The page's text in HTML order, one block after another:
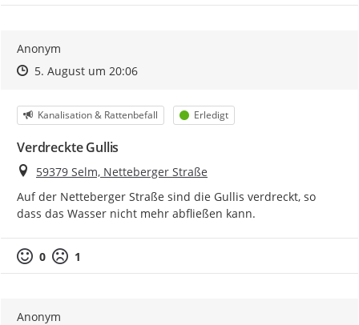
Anonym
Zeitpunkt des Erstellens
Zeitpunkt des Erstellens
5. August um 20:06Zur Äußerung
Kategorie
Kanalisation & Rattenbefall Status
Erledigt
Verdreckte Gullis
Ort
59379 Selm, Netteberger Straße
Auf der Netteberger Straße sind die Gullis verdreckt, so
dass das Wasser nicht mehr abfließen kann.
0 1
Anonym